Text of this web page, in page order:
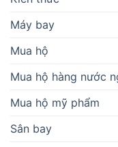
Máy bay
Mua hộ
Mua hộ hàng nước
Mua hộ mỹ phẩm
Sân bay